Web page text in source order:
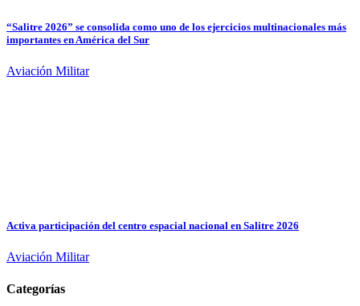
“Salitre 2026” se consolida como uno de los ejercicios multinacionales más
importantes en América del Sur
Aviación Militar
Activa participación del centro espacial nacional en Salitre 2026
Aviación Militar
Categorías